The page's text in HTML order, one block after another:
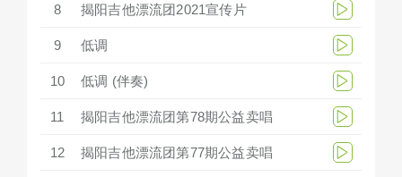
8 揭阳吉他漂流团2021宣传片
9 低调
10 低调 (伴奏)
11 揭阳吉他漂流团第78期公益卖唱
12 揭阳吉他漂流团第77期公益卖唱